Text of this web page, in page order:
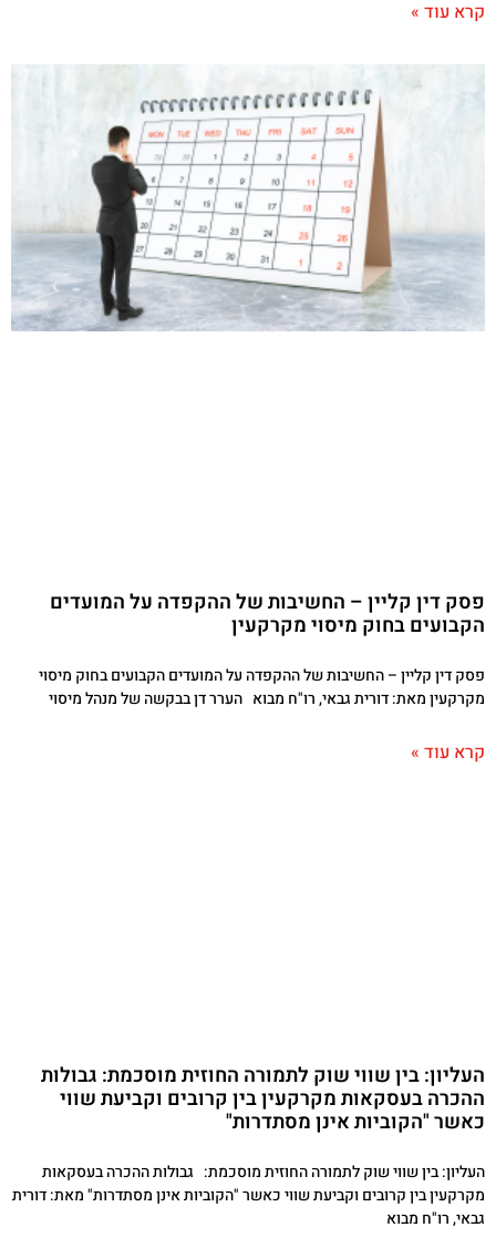
קרא עוד »
פסק דין קליין – החשיבות של ההקפדה על המועדים
הקבועים בחוק מיסוי מקרקעין
פסק דין קליין – החשיבות של ההקפדה על המועדים הקבועים בחוק מיסוי
מקרקעין מאת: דורית גבאי, רו"ח מבוא הערר דן בבקשה של מנהל מיסוי
קרא עוד »
העליון: בין שווי שוק לתמורה החוזית מוסכמת: גבולות
ההכרה בעסקאות מקרקעין בין קרובים וקביעת שווי
כאשר "הקוביות אינן מסתדרות"
העליון: בין שווי שוק לתמורה החוזית מוסכמת: גבולות ההכרה בעסקאות
מקרקעין בין קרובים וקביעת שווי כאשר "הקוביות אינן מסתדרות" מאת: דורית
גבאי, רו"ח מבוא